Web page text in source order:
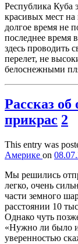
Республика Куба
красивых мест на
долгое время не
последнее время
здесь проводить
перелет, не
белоснежными
Рассказ
прикрас 2
This entry was
Америке on
Мы решились
легко, очень
части земного
расстоянии 10
Однако чуть
«Нужно ли было
уверенностью